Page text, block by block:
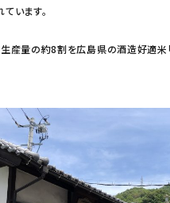
います。
生産量の約8割を広島県の酒造好適米